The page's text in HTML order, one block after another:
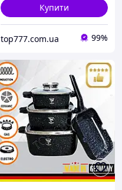
Купити
top777.com.ua 99%